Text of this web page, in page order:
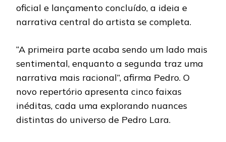
oficial e lançamento concluído, a ideia e
narrativa central do artista se completa.
“A primeira parte acaba sendo um lado mais
sentimental, enquanto a segunda traz uma
narrativa mais racional”, afirma Pedro. O
novo repertório apresenta cinco faixas
inéditas, cada uma explorando nuances
distintas do universo de Pedro Lara.